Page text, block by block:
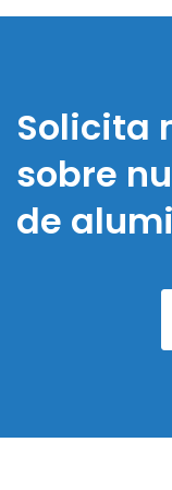
Solicita
sobre
de